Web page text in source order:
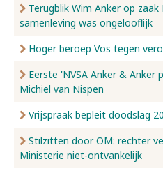
Terugblik Wim Anker op
samenleving was ongelooflijk
Hoger beroep Vos tegen
Eerste 'NVSA Anker & Anker
Michiel van Nispen
Vrijspraak bepleit doodslag
Stilzitten door OM: rechter
Ministerie niet-ontvankelijk